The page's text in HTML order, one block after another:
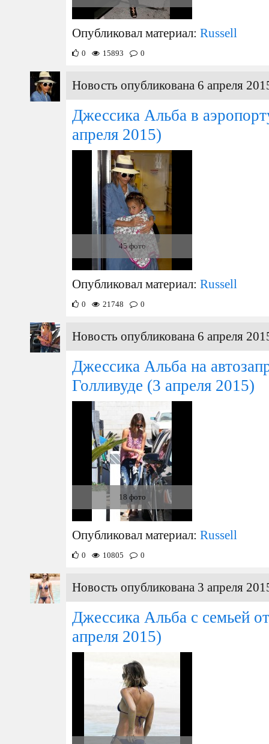
Опубликовал материал: Russell
0 15893 0
Новость опубликована 6 апреля
Джессика Альба в
апреля 2015)
45 фото
Опубликовал материал: Russell
0 21748 0
Новость опубликована 6 апреля
Джессика Альба на
Голливуде (3 апреля 2015)
18 фото
Опубликовал материал: Russell
0 10805 0
Новость опубликована 3 апреля
Джессика Альба с семьей
апреля 2015)